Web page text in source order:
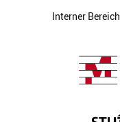
Interner Bereich